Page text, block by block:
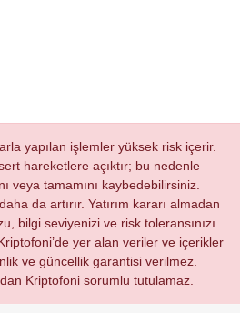
yapılan işlemler yüksek risk içerir.
hareketlere açıktır; bu nedenle
veya tamamını kaybedebilirsiniz.
da artırır. Yatırım kararı almadan
bilgi seviyenizi ve risk toleransınızı
yer alan veriler ve içerikler
ve güncellik garantisi verilmez.
Kriptofoni sorumlu tutulamaz.